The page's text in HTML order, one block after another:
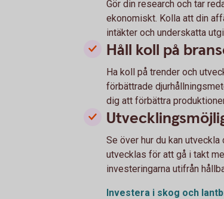
Gör din research och tar
ekonomiskt. Kolla att din
intäkter och underskatta
Håll koll på
Ha koll på trender och
förbättrade
dig att förbättra
Se över hur du kan
utvecklas för att gå i takt
investeringarna utifrån
Investera i skog och